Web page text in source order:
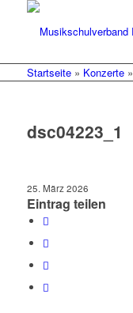
Startseite» Konzerte»
dsc04223_1
25. März 2026
Eintrag teilen